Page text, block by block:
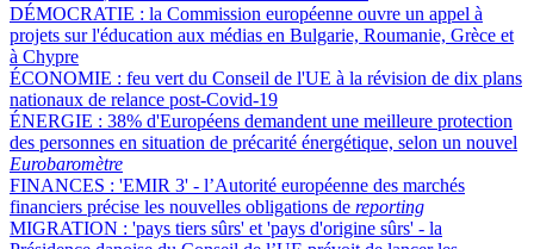
DÉMOCRATIE : la Commission européenne ouvre un appel à
projets sur l'éducation aux médias en Bulgarie, Roumanie, Grèce et
à Chypre
ÉCONOMIE : feu vert du Conseil de l'UE à la révision de dix plans
nationaux de relance post-Covid-19
ÉNERGIE : 38% d'Européens demandent une meilleure protection
des personnes en situation de précarité énergétique, selon un nouvel
Eurobaromètre
FINANCES : 'EMIR 3' - l’Autorité européenne des marchés
financiers précise les nouvelles obligations de reporting
MIGRATION : 'pays tiers sûrs' et 'pays d'origine sûrs' - la